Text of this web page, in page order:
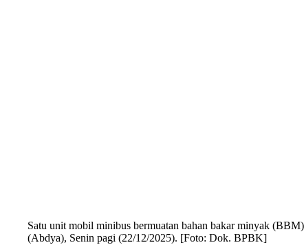
Satu unit mobil minibus bermuatan bahan bakar minyak
(Abdya), Senin pagi (22/12/2025). [Foto: Dok. BPBK]